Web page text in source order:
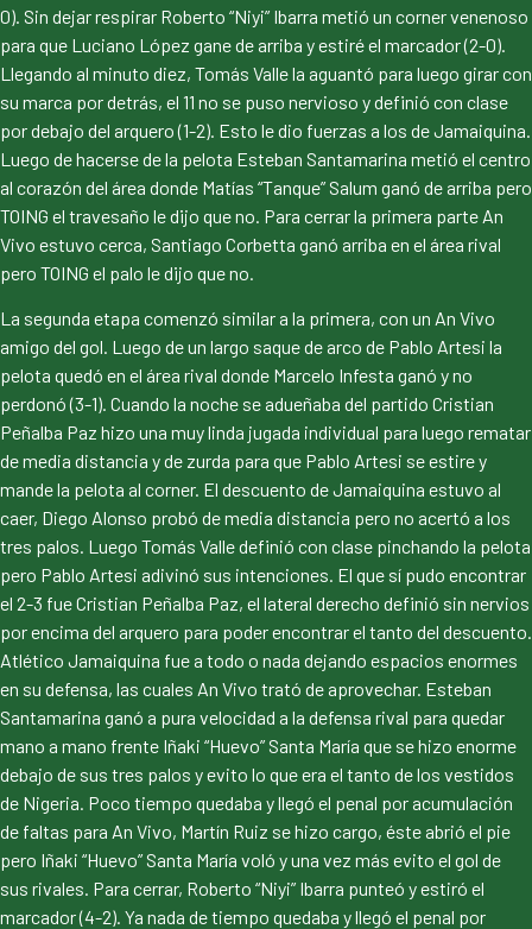
0). Sin dejar respirar Roberto “Niyi” Ibarra metió un corner venenoso
para que Luciano López gane de arriba y estiré el marcador (2-0).
Llegando al minuto diez, Tomás Valle la aguantó para luego girar con
su marca por detrás, el 11 no se puso nervioso y definió con clase
por debajo del arquero (1-2). Esto le dio fuerzas a los de Jamaiquina.
Luego de hacerse de la pelota Esteban Santamarina metió el centro
al corazón del área donde Matías “Tanque” Salum ganó de arriba pero
TOING el travesaño le dijo que no. Para cerrar la primera parte An
Vivo estuvo cerca, Santiago Corbetta ganó arriba en el área rival
pero TOING el palo le dijo que no.
La segunda etapa comenzó similar a la primera, con un An Vivo
amigo del gol. Luego de un largo saque de arco de Pablo Artesi la
pelota quedó en el área rival donde Marcelo Infesta ganó y no
perdonó (3-1). Cuando la noche se adueñaba del partido Cristian
Peñalba Paz hizo una muy linda jugada individual para luego rematar
de media distancia y de zurda para que Pablo Artesi se estire y
mande la pelota al corner. El descuento de Jamaiquina estuvo al
caer, Diego Alonso probó de media distancia pero no acertó a los
tres palos. Luego Tomás Valle definió con clase pinchando la pelota
pero Pablo Artesi adivinó sus intenciones. El que sí pudo encontrar
el 2-3 fue Cristian Peñalba Paz, el lateral derecho definió sin nervios
por encima del arquero para poder encontrar el tanto del descuento.
Atlético Jamaiquina fue a todo o nada dejando espacios enormes
en su defensa, las cuales An Vivo trató de aprovechar. Esteban
Santamarina ganó a pura velocidad a la defensa rival para quedar
mano a mano frente Iñaki “Huevo” Santa María que se hizo enorme
debajo de sus tres palos y evito lo que era el tanto de los vestidos
de Nigeria. Poco tiempo quedaba y llegó el penal por acumulación
de faltas para An Vivo, Martín Ruiz se hizo cargo, éste abrió el pie
pero Iñaki “Huevo” Santa María voló y una vez más evito el gol de
sus rivales. Para cerrar, Roberto “Niyi” Ibarra punteó y estiró el
marcador (4-2). Ya nada de tiempo quedaba y llegó el penal por